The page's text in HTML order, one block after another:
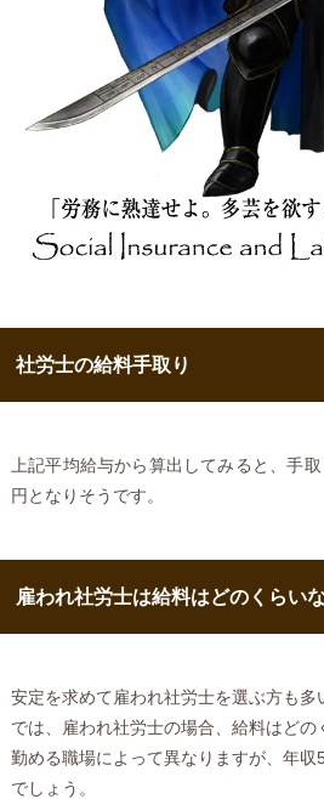
社労士の給料手取り
上記平均給与から算出してみると、手
円となりそうです。
雇われ社労士は給料はどのくらい
安定を求めて雇われ社労士を選ぶ方も多
では、雇われ社労士の場合、給料はどの
勤める職場によって異なりますが、年
でしょう。